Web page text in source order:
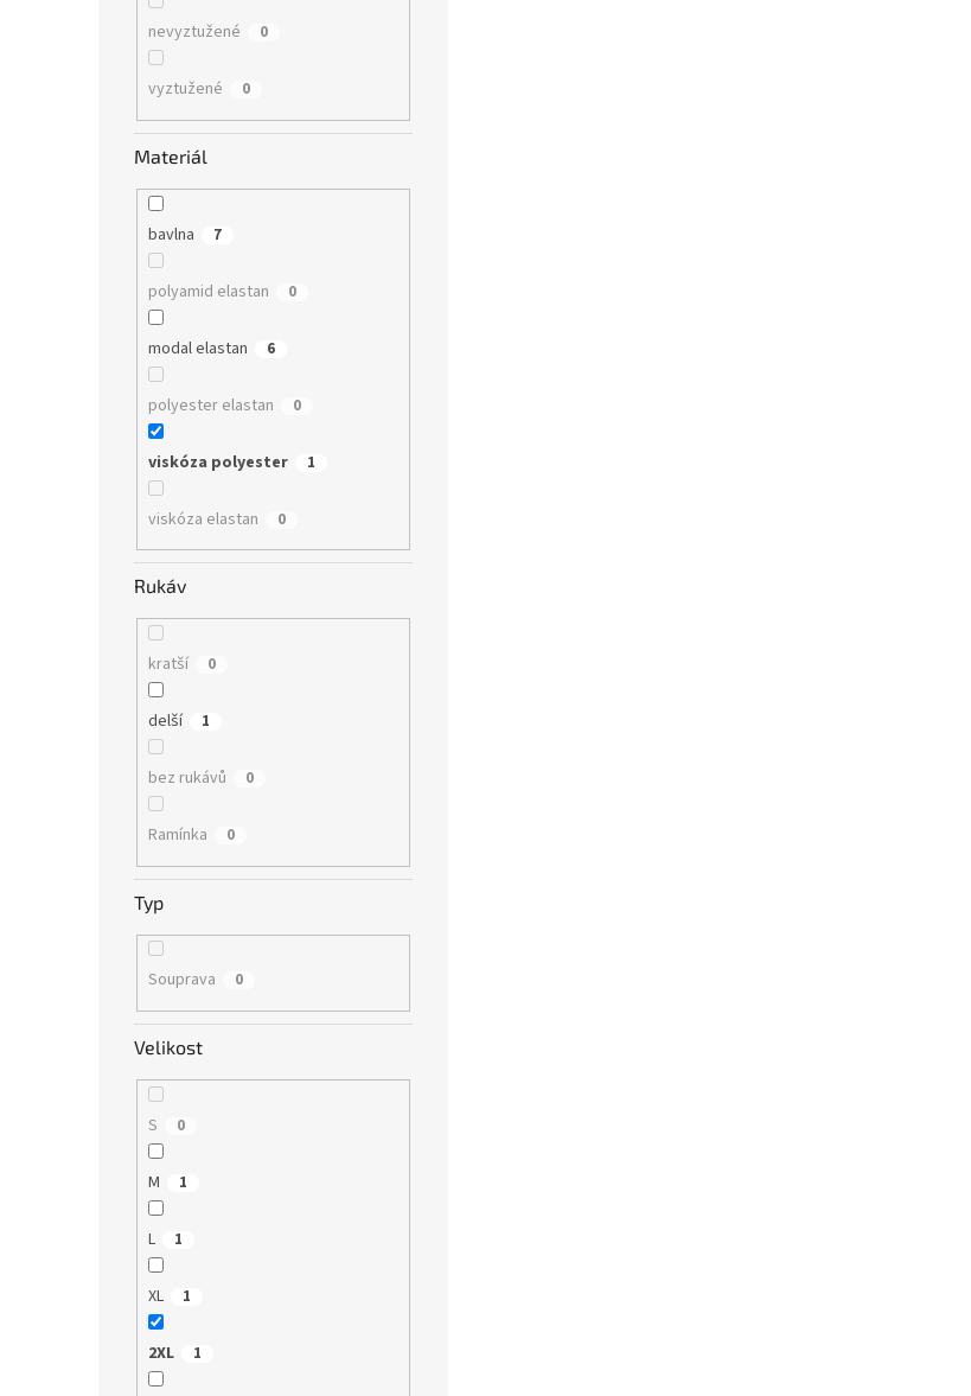
nevyztužené 0
vyztužené 0
Materiál
bavlna 7
polyamid elastan 0
modal elastan 6
polyester elastan 0
viskóza polyester 1
viskóza elastan 0
Rukáv
kratší 0
delší 1
bez rukávů 0
Ramínka 0
Typ
Souprava 0
Velikost
S 0
M 1
L 1
XL 1
2XL 1